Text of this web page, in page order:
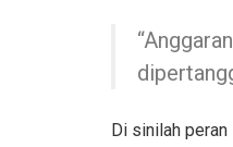
Di sinilah peran